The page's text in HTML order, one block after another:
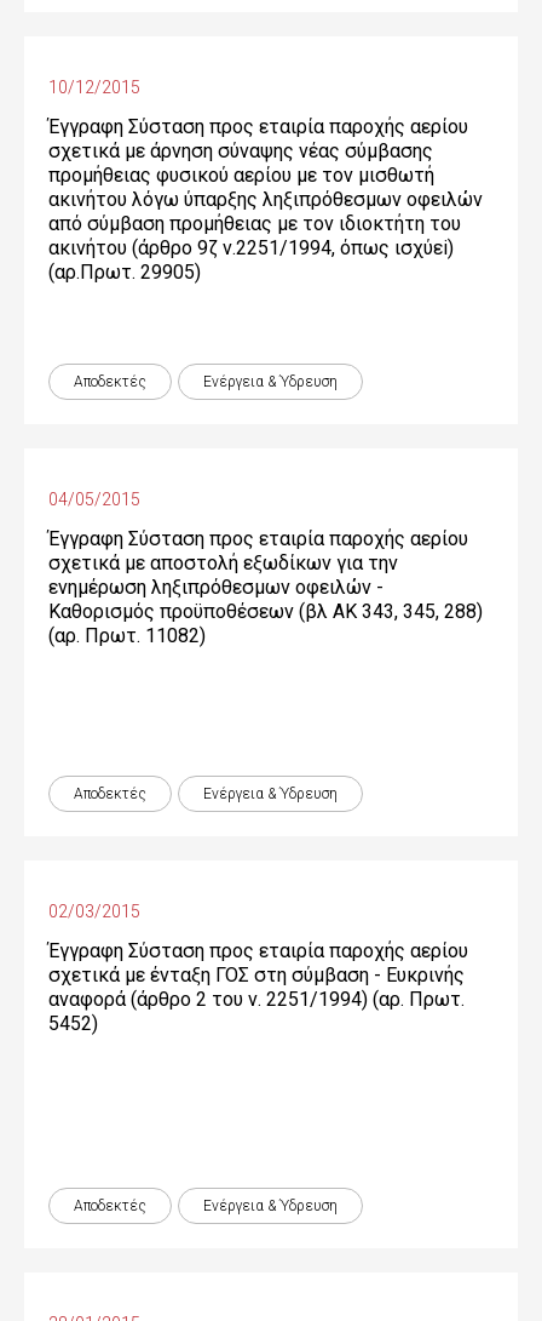
10/12/2015
Έγγραφη Σύσταση προς εταιρία παροχής αερίου
σχετικά με άρνηση σύναψης νέας σύμβασης
προμήθειας φυσικού αερίου με τον μισθωτή
ακινήτου λόγω ύπαρξης ληξιπρόθεσμων οφειλών
από σύμβαση προμήθειας με τον ιδιοκτήτη του
ακινήτου (άρθρο 9ζ ν.2251/1994, όπως ισχύεi)
(αρ.Πρωτ. 29905)
Αποδεκτές Ενέργεια & Ύδρευση
04/05/2015
Έγγραφη Σύσταση προς εταιρία παροχής αερίου
σχετικά με αποστολή εξωδίκων για την
ενημέρωση ληξιπρόθεσμων οφειλών -
Καθορισμός προϋποθέσεων (βλ ΑΚ 343, 345, 288)
(αρ. Πρωτ. 11082)
Αποδεκτές Ενέργεια & Ύδρευση
02/03/2015
Έγγραφη Σύσταση προς εταιρία παροχής αερίου
σχετικά με ένταξη ΓΟΣ στη σύμβαση - Ευκρινής
αναφορά (άρθρο 2 του ν. 2251/1994) (αρ. Πρωτ.
5452)
Αποδεκτές Ενέργεια & Ύδρευση